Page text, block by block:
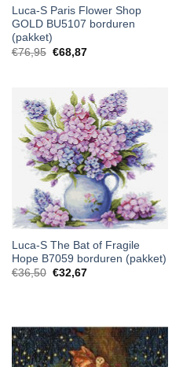
Luca-S Paris Flower Shop
GOLD BU5107 borduren
(pakket)
€76,95 €68,87
Luca-S The Bat of Fragile
Hope B7059 borduren (pakket)
€36,50 €32,67